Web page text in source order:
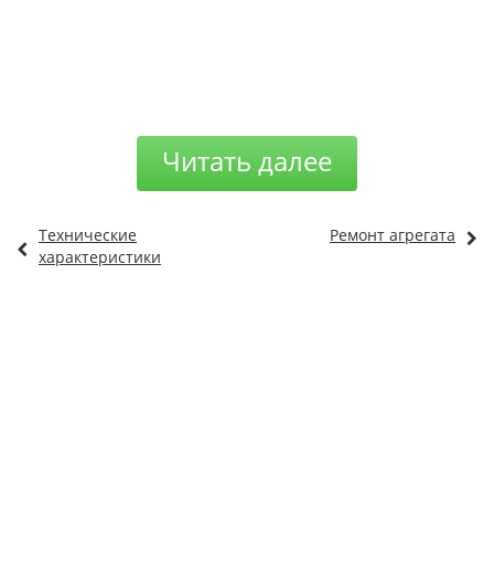
Читать далее
Технические
характеристики
Ремонт агрегата